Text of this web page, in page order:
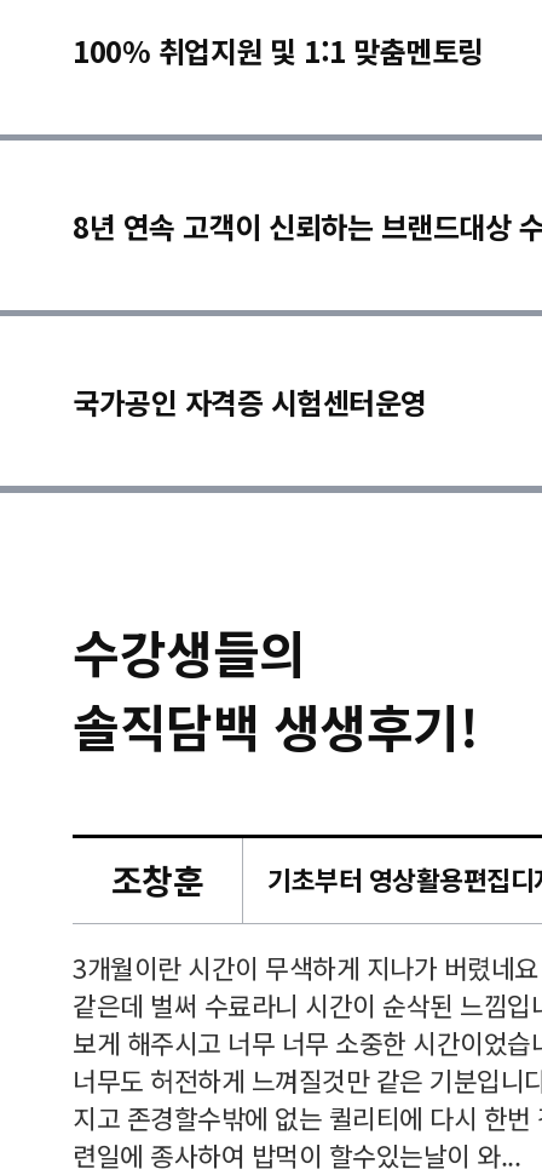
100% 취업지원 및 1:1 맞춤멘토링
8년 연속 고객이 신뢰하는 브랜드대상
국가공인 자격증 시험센터운영
수강생들의
솔직담백 생생후기!
조창훈
3개월이란 시간이 무색하게 지나가 버렸네
같은데 벌써 수료라니 시간이 순삭된 느낌
보게 해주시고 너무 너무 소중한 시간이었
너무도 허전하게 느껴질것만 같은 기분입니
지고 존경할수밖에 없는 퀼리티에 다시 한
련일에 종사하여 밥먹이 할수있는날이 와...